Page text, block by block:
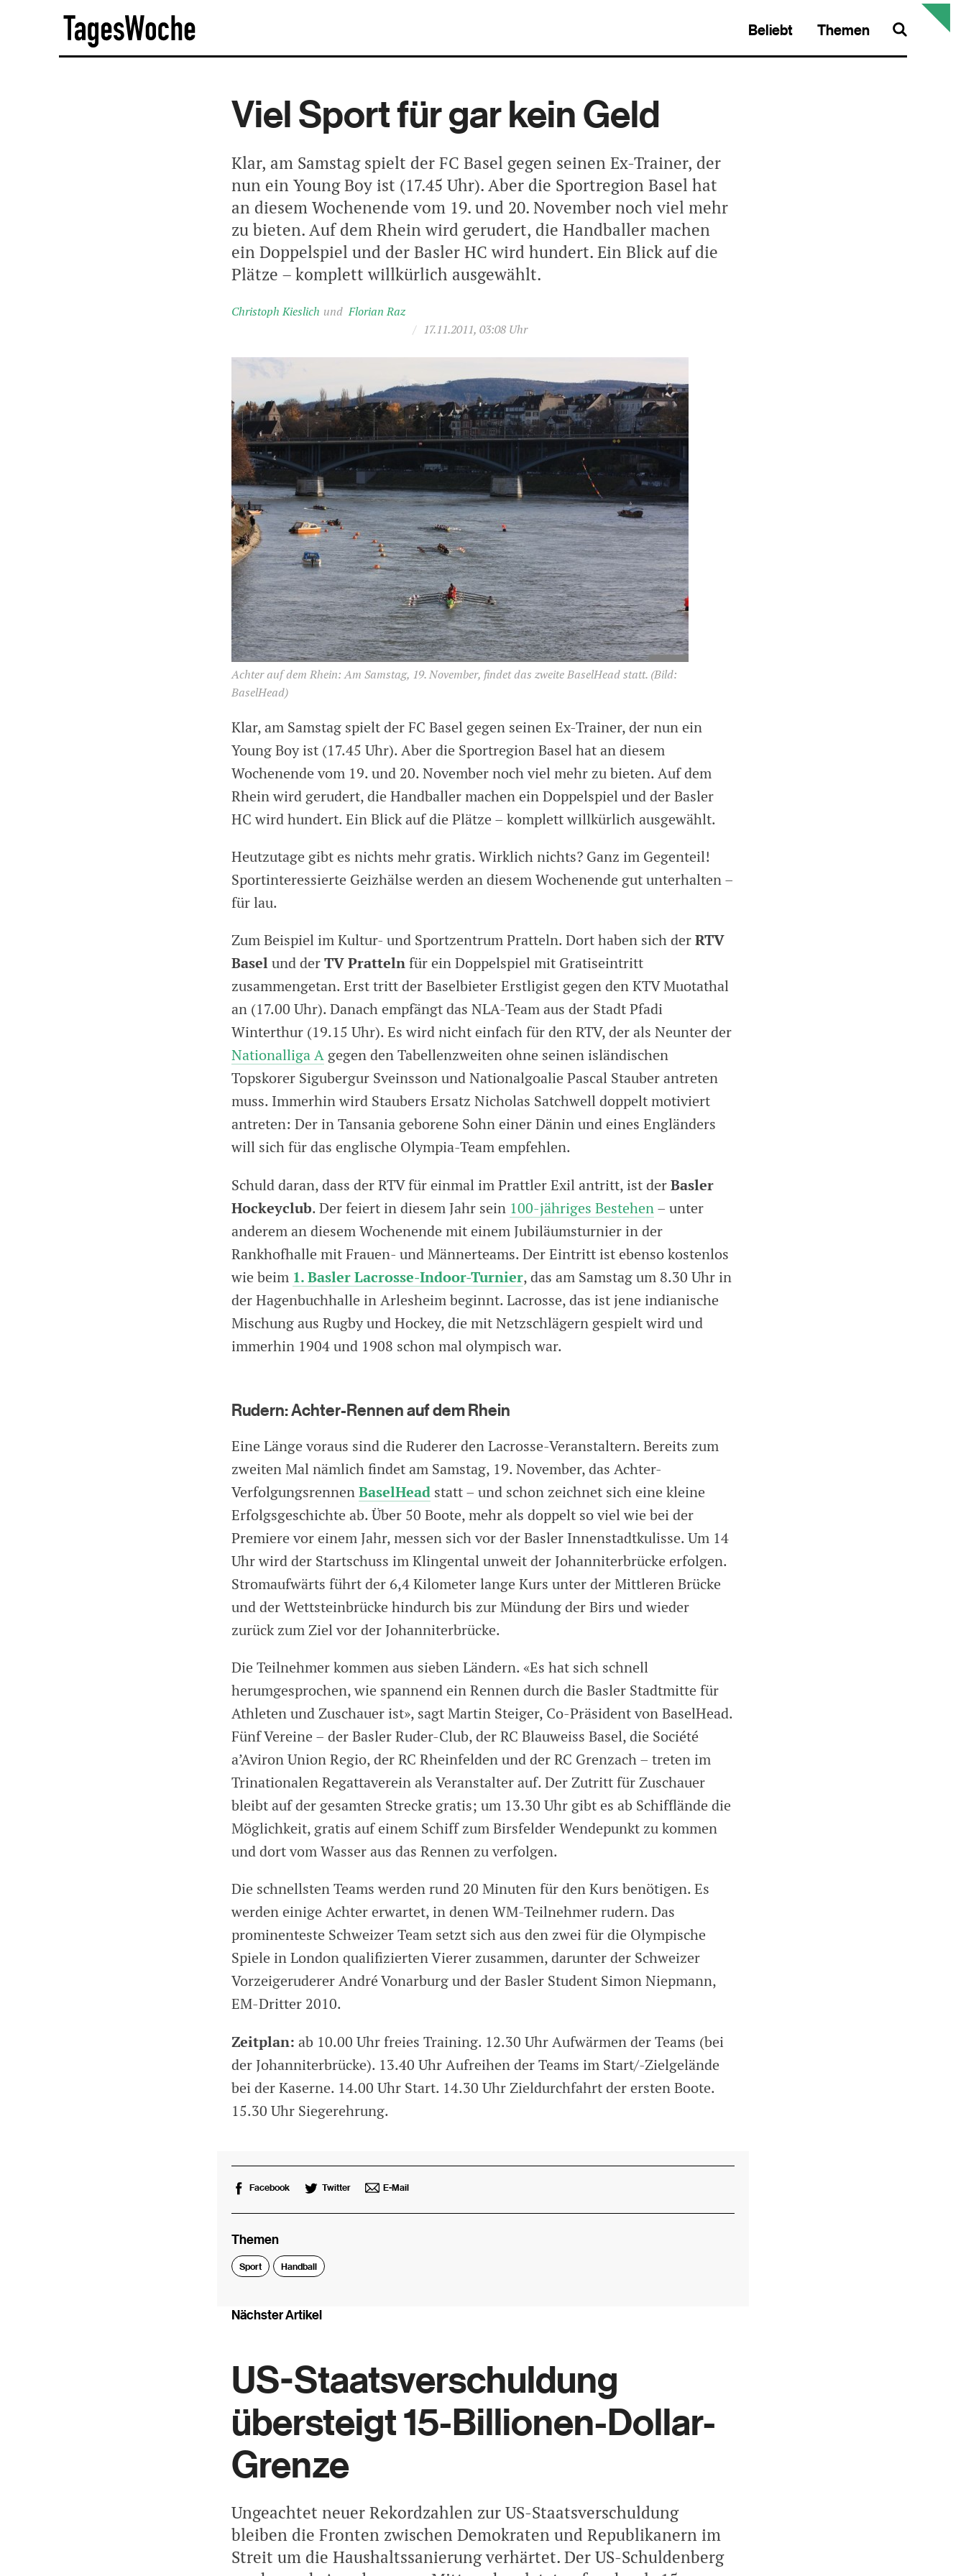
Beliebt Themen
Viel Sport für gar kein Geld
Klar, am Samstag spielt der FC Basel gegen seinen Ex-Trainer, der
nun ein Young Boy ist (17.45 Uhr). Aber die Sportregion Basel hat
an diesem Wochenende vom 19. und 20. November noch viel mehr
zu bieten. Auf dem Rhein wird gerudert, die Handballer machen
ein Doppelspiel und der Basler HC wird hundert. Ein Blick auf die
Plätze – komplett willkürlich ausgewählt.
Christoph Kieslich
Florian Raz
/ 17.11.2011, 03:08 Uhr
Achter auf dem Rhein: Am Samstag, 19. November, findet das zweite BaselHead statt. (Bild:
BaselHead)
Klar, am Samstag spielt der FC Basel gegen seinen Ex-Trainer, der nun ein
Young Boy ist (17.45 Uhr). Aber die Sportregion Basel hat an diesem
Wochenende vom 19. und 20. November noch viel mehr zu bieten. Auf dem
Rhein wird gerudert, die Handballer machen ein Doppelspiel und der Basler
HC wird hundert. Ein Blick auf die Plätze – komplett willkürlich ausgewählt.
Heutzutage gibt es nichts mehr gratis. Wirklich nichts? Ganz im Gegenteil!
Sportinteressierte Geizhälse werden an diesem Wochenende gut unterhalten –
für lau.
Zum Beispiel im Kultur- und Sportzentrum Pratteln. Dort haben sich derRTV
Basel und derTV Prattelnfür ein Doppelspiel mit Gratiseintritt
zusammengetan. Erst tritt der Baselbieter Erstligist gegen den KTV Muotathal
an (17.00 Uhr). Danach empfängt das NLA-Team aus der Stadt Pfadi
Winterthur (19.15 Uhr). Es wird nicht einfach für den RTV, der als Neunter der
Nationalliga Agegen den Tabellenzweiten ohne seinen isländischen
Topskorer Sigubergur Sveinsson und Nationalgoalie Pascal Stauber antreten
muss. Immerhin wird Staubers Ersatz Nicholas Satchwell doppelt motiviert
antreten: Der in Tansania geborene Sohn einer Dänin und eines Engländers
will sich für das englische Olympia-Team empfehlen.
Schuld daran, dass der RTV für einmal im Prattler Exil antritt, ist derBasler
Hockeyclub. Der feiert in diesem Jahr sein 100-jähriges Bestehen– unter
anderem an diesem Wochenende mit einem Jubiläumsturnier in der
Rankhofhalle mit Frauen- und Männerteams. Der Eintritt ist ebenso kostenlos
wie beim 1. Basler Lacrosse-Indoor-Turnier, das am Samstag um 8.30 Uhr in
der Hagenbuchhalle in Arlesheim beginnt. Lacrosse, das ist jene indianische
Mischung aus Rugby und Hockey, die mit Netzschlägern gespielt wird und
immerhin 1904 und 1908 schon mal olympisch war.
Rudern: Achter-Rennen auf dem Rhein
Eine Länge voraus sind die Ruderer den Lacrosse-Veranstaltern. Bereits zum
zweiten Mal nämlich findet am Samstag, 19. November, das Achter-
VerfolgungsrennenBaselHead statt – und schon zeichnet sich eine kleine
Erfolgsgeschichte ab. Über 50 Boote, mehr als doppelt so viel wie bei der
Premiere vor einem Jahr, messen sich vor der Basler Innenstadtkulisse. Um 14
Uhr wird der Startschuss im Klingental unweit der Johanniterbrücke erfolgen.
Stromaufwärts führt der 6,4 Kilometer lange Kurs unter der Mittleren Brücke
und der Wettsteinbrücke hindurch bis zur Mündung der Birs und wieder
zurück zum Ziel vor der Johanniterbrücke.
Die Teilnehmer kommen aus sieben Ländern. «Es hat sich schnell
herumgesprochen, wie spannend ein Rennen durch die Basler Stadtmitte für
Athleten und Zuschauer ist», sagt Martin Steiger, Co-Präsident von BaselHead.
Fünf Vereine – der Basler Ruder-Club, der RC Blauweiss Basel, die Société
a’Aviron Union Regio, der RC Rheinfelden und der RC Grenzach – treten im
Trinationalen Regattaverein als Veranstalter auf. Der Zutritt für Zuschauer
bleibt auf der gesamten Strecke gratis; um 13.30 Uhr gibt es ab Schifflände die
Möglichkeit, gratis auf einem Schiff zum Birsfelder Wendepunkt zu kommen
und dort vom Wasser aus das Rennen zu verfolgen.
Die schnellsten Teams werden rund 20 Minuten für den Kurs benötigen. Es
werden einige Achter erwartet, in denen WM-Teilnehmer rudern. Das
prominenteste Schweizer Team setzt sich aus den zwei für die Olympische
Spiele in London qualifizierten Vierer zusammen, darunter der Schweizer
Vorzeigeruderer André Vonarburg und der Basler Student Simon Niepmann,
EM-Dritter 2010.
Zeitplan: ab 10.00 Uhr freies Training. 12.30 Uhr Aufwärmen der Teams (bei
der Johanniterbrücke). 13.40 Uhr Aufreihen der Teams im Start/-Zielgelände
bei der Kaserne. 14.00 Uhr Start. 14.30 Uhr Zieldurchfahrt der ersten Boote.
15.30 Uhr Siegerehrung.
Facebook Twitter E-Mail
Themen
Sport Handball
Nächster Artikel
US-Staatsverschuldung
übersteigt 15-Billionen-Dollar-
Grenze
Ungeachtet neuer Rekordzahlen zur US-Staatsverschuldung
bleiben die Fronten zwischen Demokraten und Republikanern im
Streit um die Haushaltssanierung verhärtet. Der US-Schuldenberg